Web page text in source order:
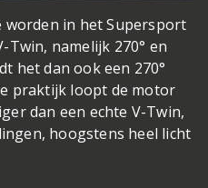
worden in het Supersport
Twin, namelijk 270° en
het dan ook een 270°
praktijk loopt de motor
dan een echte V-Twin,
hoogstens heel licht